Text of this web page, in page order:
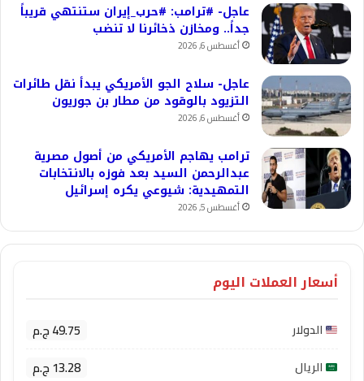
عاجل- #ترامب: #حرب_إيران ستنتهي قريباً
جداً.. ومخازن ذخائرنا لا تنضب
أغسطس 6, 2026
عاجل- سلاح الجو الأمريكي يبدأ نقل طائرات
التزيود بالوقود من مطار بن جوريون
أغسطس 6, 2026
ترامب يهاجم الأمريكي من أصول مصرية
عبدالرحمن السيد بعد فوزه بالانتخابات
التمهيدية: شيوعي يكره إسرائيل
أغسطس 5, 2026
أسعار العملات اليوم
الدولار 49.75 ج.م
الريال 13.28 ج.م